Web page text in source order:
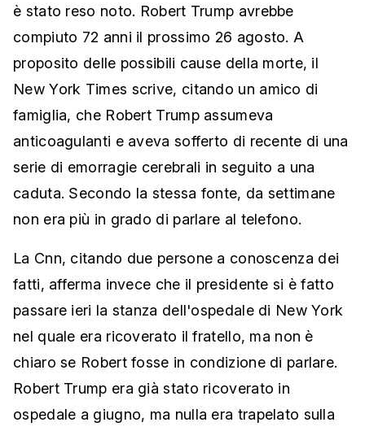
è stato reso noto. Robert Trump avrebbe
compiuto 72 anni il prossimo 26 agosto. A
proposito delle possibili cause della morte, il
New York Times scrive, citando un amico di
famiglia, che Robert Trump assumeva
anticoagulanti e aveva sofferto di recente di una
serie di emorragie cerebrali in seguito a una
caduta. Secondo la stessa fonte, da settimane
non era più in grado di parlare al telefono.
La Cnn, citando due persone a conoscenza dei
fatti, afferma invece che il presidente si è fatto
passare ieri la stanza dell'ospedale di New York
nel quale era ricoverato il fratello, ma non è
chiaro se Robert fosse in condizione di parlare.
Robert Trump era già stato ricoverato in
ospedale a giugno, ma nulla era trapelato sulla